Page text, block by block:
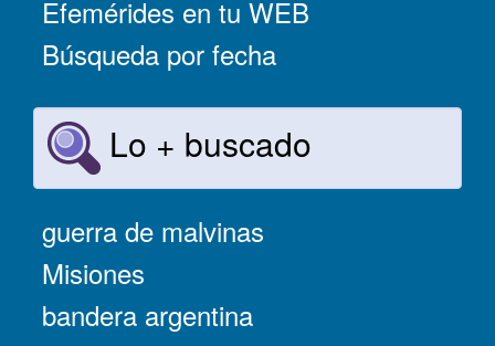
Efemérides en tu WEB
Búsqueda por fecha
Lo + buscado
guerra de malvinas
Misiones
bandera argentina